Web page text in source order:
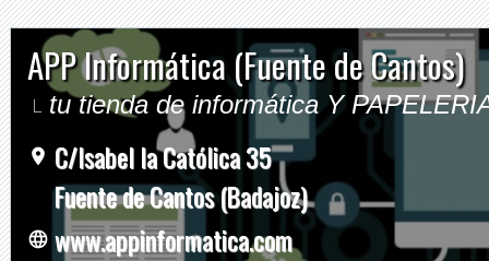
APP Informática (Fuente de Cantos)
tu tienda de informática Y
C/Isabel la Católica 35
Fuente de Cantos (Badajoz)
www.appinformatica.com